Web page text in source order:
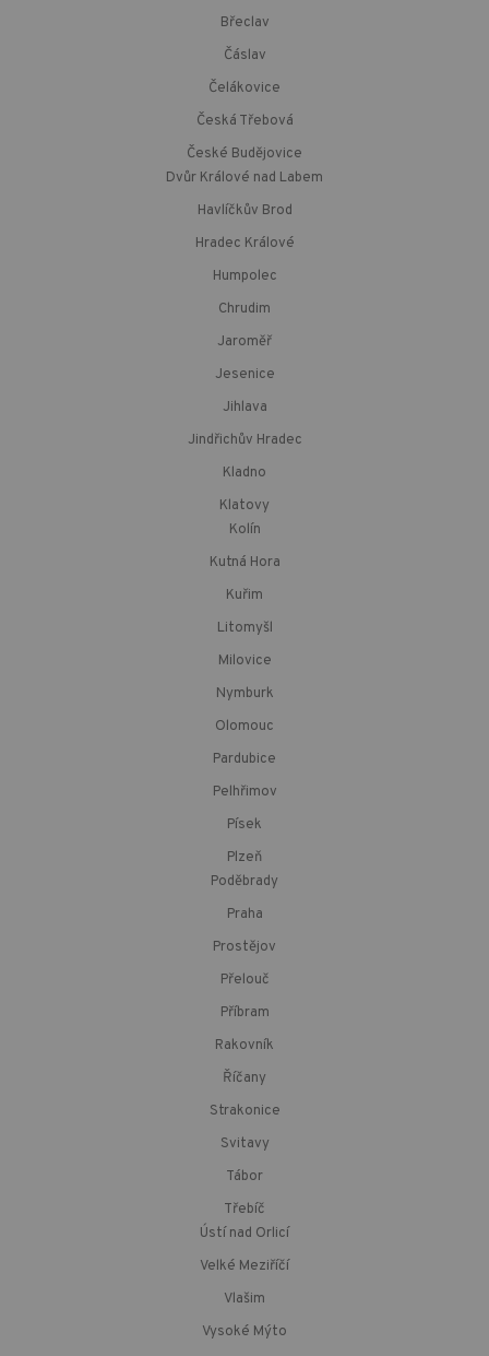
Břeclav
Čáslav
Čelákovice
Česká Třebová
České Budějovice
Dvůr Králové nad Labem
Havlíčkův Brod
Hradec Králové
Humpolec
Chrudim
Jaroměř
Jesenice
Jihlava
Jindřichův Hradec
Kladno
Klatovy
Kolín
Kutná Hora
Kuřim
Litomyšl
Milovice
Nymburk
Olomouc
Pardubice
Pelhřimov
Písek
Plzeň
Poděbrady
Praha
Prostějov
Přelouč
Příbram
Rakovník
Říčany
Strakonice
Svitavy
Tábor
Třebíč
Ústí nad Orlicí
Velké Meziříčí
Vlašim
Vysoké Mýto